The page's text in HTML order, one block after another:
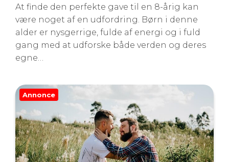
At finde den perfekte gave til en 8-årig kan
være noget af en udfordring. Børn i denne
alder er nysgerrige, fulde af energi og i fuld
gang med at udforske både verden og deres
egne…
Annonce